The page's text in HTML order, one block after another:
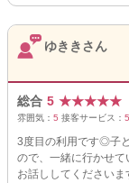
ゆききさん
総合 5 ★★★★★
雰囲気： 5 接客サービス： 5
3度目の利用です◎子
ので、一緒に行かせて
お話ししてくださいま